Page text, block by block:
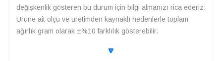
değişkenlik gösteren bu durum için bilgi almanızı rica ederiz.
Ürüne ait ölçü ve üretimden kaynaklı nedenlerle toplam
ağırlık gram olarak ±%10 farklılık gösterebilir.
🔽